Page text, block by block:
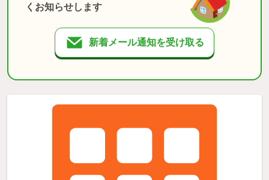
くお知らせします
新着メール通知を受け取る